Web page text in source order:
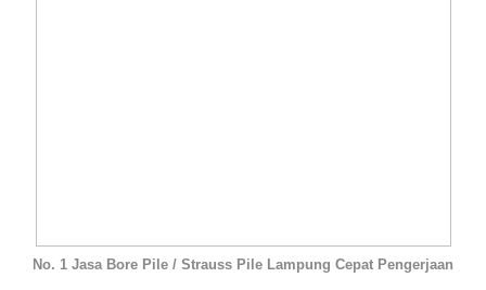
No. 1 Jasa Bore Pile / Strauss Pile Lampung Cepat Pengerjaan